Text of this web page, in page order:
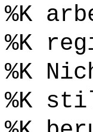
%K
%K
%K
%K